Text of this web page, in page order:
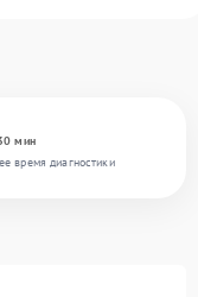
мин
время диагностики